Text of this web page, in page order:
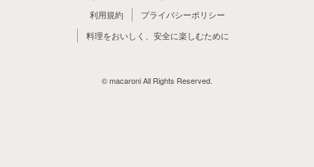
利用規約
プライバシーポリシー
料理をおいしく、安全に楽しむために
© macaroni All Rights Reserved.